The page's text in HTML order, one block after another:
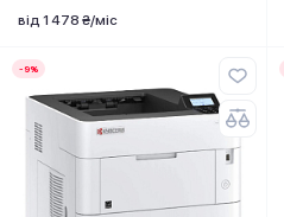
від 1 478 ₴/міс
-9%